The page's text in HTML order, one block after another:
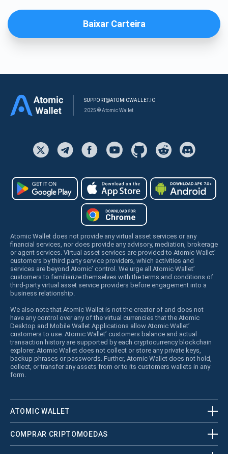
Baixar Carteira
SUPPORT@ATOMICWALLET.IO
2025 © Atomic Wallet
Atomic Wallet does not provide any virtual asset services or any
financial services, nor does provide any advisory, mediation, brokerage
or agent services. Virtual asset services are provided to Atomic Wallet’
customers by third party service providers, which activities and
services are beyond Atomic’ control. We urge all Atomic Wallet’
customers to familiarize themselves with the terms and conditions of
third-party virtual asset service providers before engagement into a
business relationship.
We also note that Atomic Wallet is not the creator of and does not
have any control over any of the virtual currencies that the Atomic
Desktop and Mobile Wallet Applications allow Atomic Wallet’
customers to use. Atomic Wallet’ customers balance and actual
transaction history are supported by each cryptocurrency blockchain
explorer. Atomic Wallet does not collect or store any private keys,
backup phrases or passwords. Further, Atomic Wallet does not hold,
collect, or transfer any assets from or to its customers wallets in any
form.
ATOMIC WALLET
COMPRAR CRIPTOMOEDAS